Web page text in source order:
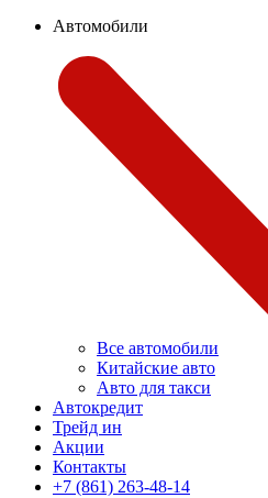
Автомобили
Все автомобили
Китайские авто
Авто для такси
Автокредит
Трейд ин
Акции
Контакты
+7 (861) 263-48-14